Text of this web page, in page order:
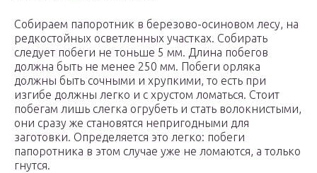
Собираем папоротник в березово-осиновом лесу, на
редкостойных осветленных участках. Собирать
следует побеги не тоньше 5 мм. Длина побегов
должна быть не менее 250 мм. Побеги орляка
должны быть сочными и хрупкими, то есть при
изгибе должны легко и с хрустом ломаться. Стоит
побегам лишь слегка огрубеть и стать волокнистыми,
они сразу же становятся непригодными для
заготовки. Определяется это легко: побеги
папоротника в этом случае уже не ломаются, а только
гнутся.